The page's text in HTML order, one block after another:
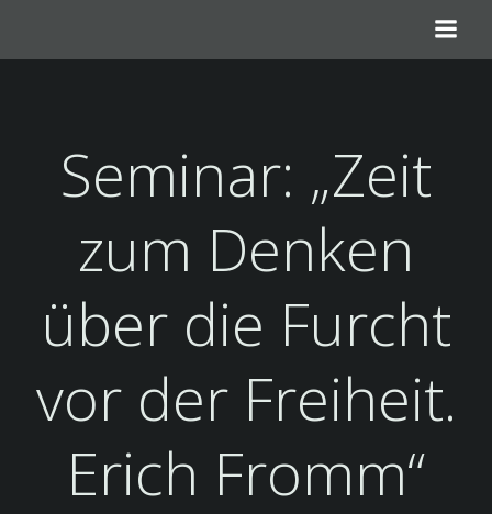
springen
Seminar: „Zeit
zum Denken
über die Furcht
vor der Freiheit.
Erich Fromm“